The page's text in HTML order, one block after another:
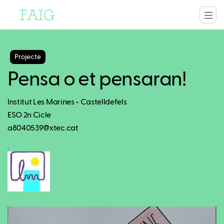
Projecte
Pensa o et pensaran!
Institut Les Marines - Castelldefels
ESO 2n Cicle
a8040539@xtec.cat
.